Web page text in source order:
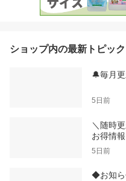
ショップ内の最新トピッ
🔔毎月
5日前
＼随時
お得情
5日前
◆お知